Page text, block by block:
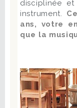
disciplinée
instrument.
ans, votre
que la